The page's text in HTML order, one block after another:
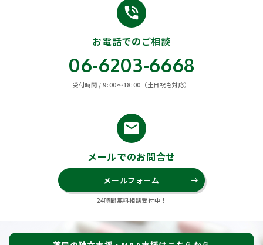
phone_in_talk
お電話でのご相談
06-6203-6668
受付時間 / 9:00〜18:00（土日祝も対応）
email
メールでのお問合せ
メールフォーム east
24時間無料相談受付中！